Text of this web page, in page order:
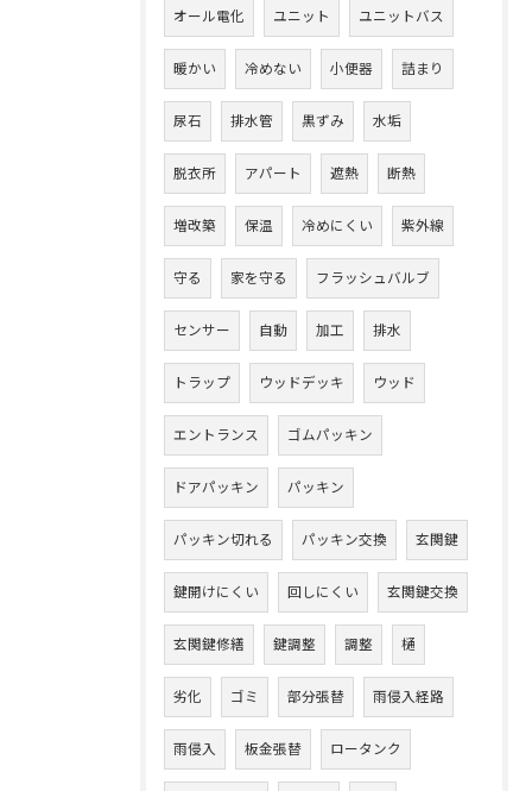
オール電化 ユニット ユニットバス
暖かい 冷めない 小便器 詰まり
尿石 排水管 黒ずみ 水垢
脱衣所 アパート 遮熱 断熱
増改築 保温 冷めにくい 紫外線
守る 家を守る フラッシュバルブ
センサー 自動 加工 排水
トラップ ウッドデッキ ウッド
エントランス ゴムパッキン
ドアパッキン パッキン
パッキン切れる パッキン交換 玄関鍵
鍵開けにくい 回しにくい 玄関鍵交換
玄関鍵修繕 鍵調整 調整 樋
劣化 ゴミ 部分張替 雨侵入経路
雨侵入 板金張替 ロータンク